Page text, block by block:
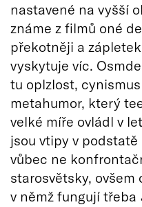
nastavené na vyšší
známe z filmů oné
překotněji a
vyskytuje víc.
tu oplzlost,
metahumor, který
velké míře ovládl v
jsou vtipy v
vůbec ne
starosvětsky, ovšem
v němž fungují třeba